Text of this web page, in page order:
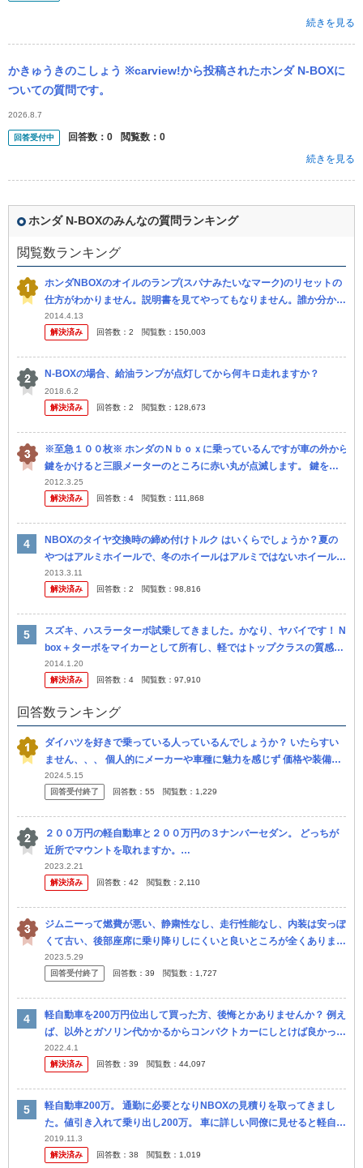
続きを見る
かきゅうきのこしょう ※carview!から投稿されたホンダ N-BOXに
ついての質問です。
2026.8.7
回答受付中 回答数： 0 閲覧数： 0
続きを見る
ホンダ N-BOXのみんなの質問ランキング
閲覧数ランキング
ホンダNBOXのオイルのランプ(スパナみたいなマーク)のリセットの
仕方がわかりません。説明書を見てやってもなりません。誰か分かる
かた教えてください。
2014.4.13
解決済み
回答数： 2 閲覧数： 150,003
N-BOXの場合、給油ランプが点灯してから何キロ走れますか？
2018.6.2
解決済み
回答数： 2 閲覧数： 128,673
※至急１００枚※ ホンダのＮｂｏｘに乗っているんですが車の外から
鍵をかけると三眼メーターのところに赤い丸が点滅します。 鍵をあ
けると消えます；；今までこんなことはなかったのに何故鍵を閉める
と赤い...
2012.3.25
解決済み
回答数： 4 閲覧数： 111,868
NBOXのタイヤ交換時の締め付けトルク はいくらでしょうか？夏の
やつはアルミホイールで、冬のホイールはアルミではないホイールで
す。 アルミホイールは若干軽めに締め付ける（？）と聞きました。
タイ...
2013.3.11
解決済み
回答数： 2 閲覧数： 98,816
スズキ、ハスラーターボ試乗してきました。かなり、ヤバイです！ N
box＋ターボをマイカーとして所有し、軽ではトップクラスの質感と
走りだと、満足していましたが、ハスラーはそれを超えたかも知れ
ま...
2014.1.20
解決済み
回答数： 4 閲覧数： 97,910
回答数ランキング
ダイハツを好きで乗っている人っているんでしょうか？ いたらすい
ません、、、 個人的にメーカーや車種に魅力を感じず 価格や装備な
どで選んでいるように感じます。 要はダイハツだから選んでいると
い...
2024.5.15
回答受付終了
回答数： 55 閲覧数： 1,229
２００万円の軽自動車と２００万円の３ナンバーセダン。 どっちが
近所でマウントを取れますか。
・・・・・・・・・・・・・・・・・・・・・ 最近は３ナンバーセ
ダンと軽自動車が同じ値段だそうですが。 ...
2023.2.21
解決済み
回答数： 42 閲覧数： 2,110
ジムニーって燃費が悪い、静粛性なし、走行性能なし、内装は安っぽ
くて古い、後部座席に乗り降りしにくいと良いところが全くありませ
んが何故売れるのでしょうか？？ ジムニーを買う人は車に興味がな
く外装の...
2023.5.29
回答受付終了
回答数： 39 閲覧数： 1,727
軽自動車を200万円位出して買った方、後悔とかありませんか？ 例え
ば、以外とガソリン代かかるからコンパクトカーにしとけば良かった
等、ありませんでしたか？
2022.4.1
解決済み
回答数： 39 閲覧数： 44,097
軽自動車200万。 通勤に必要となりNBOXの見積りを取ってきまし
た。値引き入れて乗り出し200万。 車に詳しい同僚に見せると軽自動
車は危険だ、200万出せるなら普通車にしろ、と言われてまし て。
2019.11.3
解決済み
回答数： 38 閲覧数： 1,019